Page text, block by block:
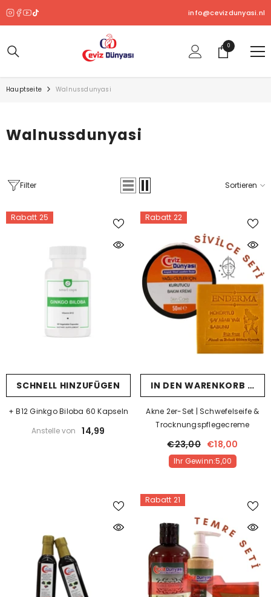
info@cevizdunyasi.nl
00
Produkt
Hauptseite Walnussdunyasi
Walnussdunyasi
Filter Sortieren
Rabatt 25
SCHNELL HINZUFÜGEN
+ B12 Ginkgo Biloba 60 Kapseln
Anstelle von
14,99
Rabatt 22
IN DEN WARENKORB
Akne 2er-Set | Schwefelseife &
Trocknungspflegecreme
€23,00 €18,00
Ihr Gewinn:5,00
Rabatt 21